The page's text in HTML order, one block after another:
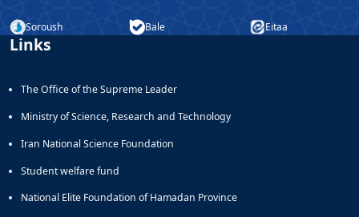
Soroush Bale Eitaa
Links
The Office of the Supreme Leader
Ministry of Science, Research and Technology
Iran National Science Foundation
Student welfare fund
National Elite Foundation of Hamadan Province